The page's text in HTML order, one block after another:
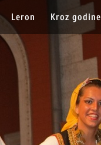
Leron Kroz godine